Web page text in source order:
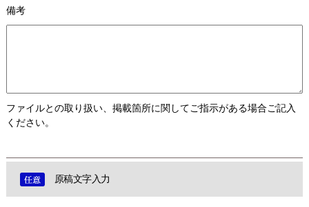
備考
ファイルとの取り扱い、掲載箇所に関してご指示がある場合ご記入
ください。
原稿文字入力